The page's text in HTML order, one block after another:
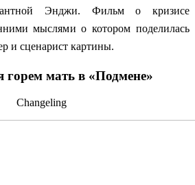
Энджи. Фильм о кризисе
мыслями о котором поделилась
и сценарист картины.
горем мать в «Подмене»
Changeling